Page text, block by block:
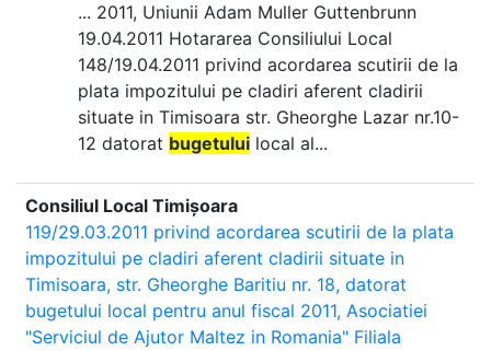
... 2011, Uniunii Adam Muller Guttenbrunn
19.04.2011 Hotararea Consiliului Local
148/19.04.2011 privind acordarea scutirii de la
plata impozitului pe cladiri aferent cladirii
situate in Timisoara str. Gheorghe Lazar nr.10-
12 datorat bugetului local al...
Consiliul Local Timișoara
119/29.03.2011 privind acordarea scutirii de la plata
impozitului pe cladiri aferent cladirii situate in
Timisoara, str. Gheorghe Baritiu nr. 18, datorat
bugetului local pentru anul fiscal 2011, Asociatiei
"Serviciul de Ajutor Maltez in Romania" Filiala